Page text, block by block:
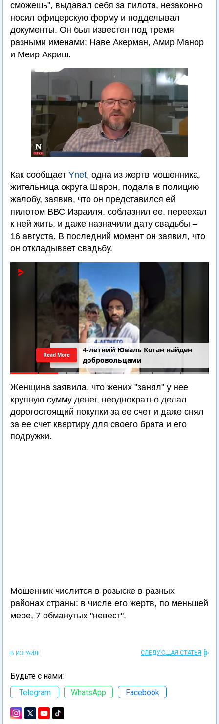
сможешь", выдавал себя за пилота, незаконно
носил офицерскую форму и подделывал
документы. Он был известен под тремя
разными именами: Наве Акерман, Амир Манор
и Меир Акриш.
Как сообщает Ynet, одна из жертв мошенника,
жительница округа Шарон, подала в полицию
жалобу, заявив, что он представился ей
пилотом ВВС Израиля, соблазнил ее, переехал
к ней жить, и даже назначили дату свадьбы –
16 августа. В последний момент он заявил, что
он откладывает свадьбу.
4-летний Юваль Коган найден
добровольцами
Read More
Женщина заявила, что жених "занял" у нее
крупную сумму денег, неоднократно делал
дорогостоящий покупки за ее счет и даже снял
за ее счет квартиру для своего брата и его
подружки.
Мошенник числится в розыске в разных
районах страны: в числе его жертв, по меньшей
мере, 7 обманутых "невест".
В ИЗРАИЛЕ СЛЕДУЮЩАЯ СТАТЬЯ
Будьте с нами:
Telegram
WhatsApp Facebook